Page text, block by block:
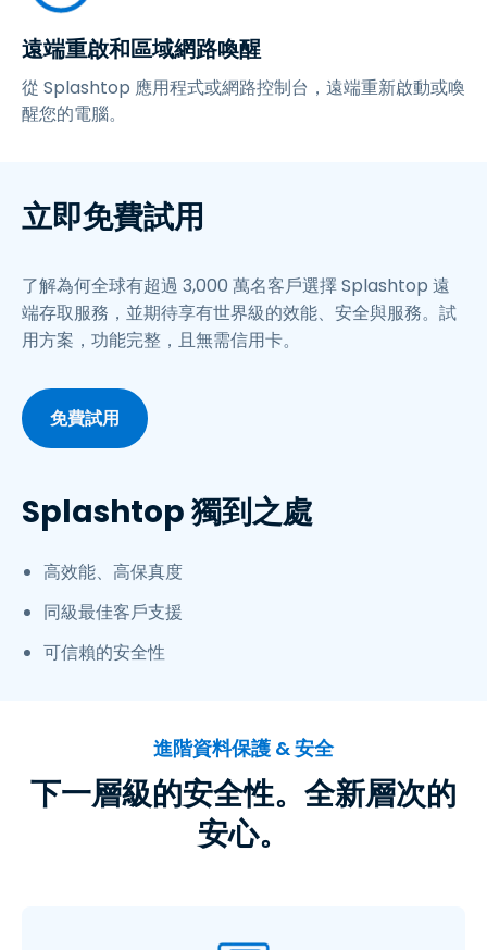
遠端重啟和區域網路喚醒
從 Splashtop 應用程式或網路控制台，遠端重新啟動或喚
醒您的電腦。
立即免費試用
了解為何全球有超過 3,000 萬名客戶選擇 Splashtop 遠
端存取服務，並期待享有世界級的效能、安全與服務。試
用方案，功能完整，且無需信用卡。
免費試用
Splashtop 獨到之處
高效能、高保真度
同級最佳客戶支援
可信賴的安全性
進階資料保護 & 安全
下一層級的安全性。全新層次的
安心。